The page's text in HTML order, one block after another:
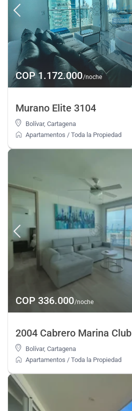
COP 1.172.000/noche
Murano Elite 3104
Bolívar,Cartagena
Apartamentos /Toda la Propiedad
COP 336.000/noche
2004 Cabrero Marina Club
Bolívar,Cartagena
Apartamentos /Toda la Propiedad